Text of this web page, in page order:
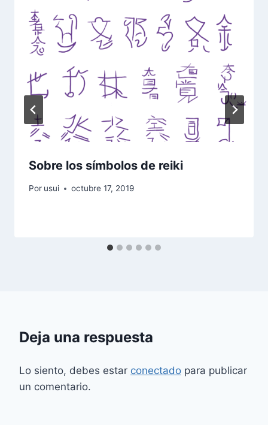
Sobre los símbolos de reiki
Por usui octubre 17, 2019
Deja una respuesta
Lo siento, debes estar conectado para publicar
un comentario.